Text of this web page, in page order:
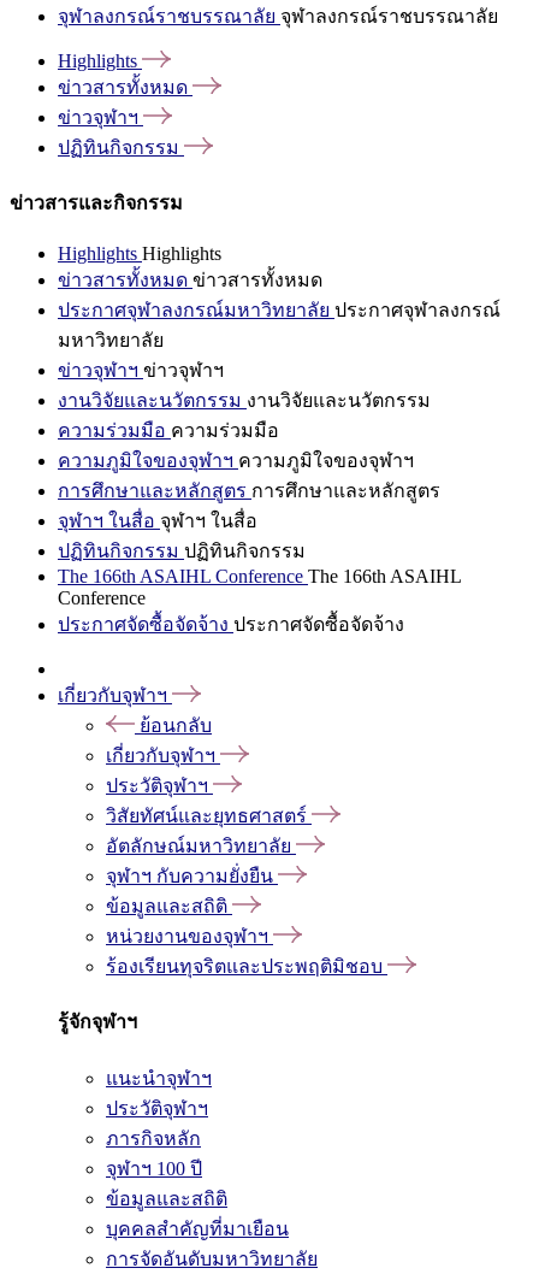
จุฬาลงกรณ์ราชบรรณาลัย จุฬาลงกรณ์ราชบรรณาลัย
Highlights
ข่าวสารทั้งหมด
ข่าวจุฬาฯ
ปฏิทินกิจกรรม
ข่าวสารและกิจกรรม
Highlights Highlights
ข่าวสารทั้งหมด ข่าวสารทั้งหมด
ประกาศจุฬาลงกรณ์มหาวิทยาลัย ประกาศจุฬาลงกรณ์
มหาวิทยาลัย
ข่าวจุฬาฯ ข่าวจุฬาฯ
งานวิจัยและนวัตกรรม งานวิจัยและนวัตกรรม
ความร่วมมือ ความร่วมมือ
ความภูมิใจของจุฬาฯ ความภูมิใจของจุฬาฯ
การศึกษาและหลักสูตร การศึกษาและหลักสูตร
จุฬาฯ ในสื่อ จุฬาฯ ในสื่อ
ปฏิทินกิจกรรม ปฏิทินกิจกรรม
The 166th ASAIHL Conference The 166th ASAIHL
Conference
ประกาศจัดซื้อจัดจ้าง ประกาศจัดซื้อจัดจ้าง
เกี่ยวกับจุฬาฯ
ย้อนกลับ
เกี่ยวกับจุฬาฯ
ประวัติจุฬาฯ
วิสัยทัศน์และยุทธศาสตร์
อัตลักษณ์มหาวิทยาลัย
จุฬาฯ กับความยั่งยืน
ข้อมูลและสถิติ
หน่วยงานของจุฬาฯ
ร้องเรียนทุจริตและประพฤติมิชอบ
รู้จักจุฬาฯ
แนะนำจุฬาฯ
ประวัติจุฬาฯ
ภารกิจหลัก
จุฬาฯ 100 ปี
ข้อมูลและสถิติ
บุคคลสำคัญที่มาเยือน
การจัดอันดับมหาวิทยาลัย